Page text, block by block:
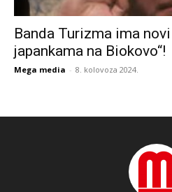
Banda Turizma ima
japankama na Biokovo“!
Mega media - 8. kolovoza 2024.